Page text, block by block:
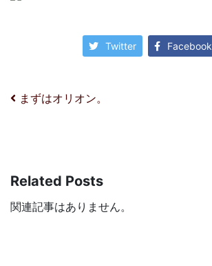
Twitter Facebook
投稿ナビゲーション
まずはオリオン。
Related Posts
関連記事はありません。